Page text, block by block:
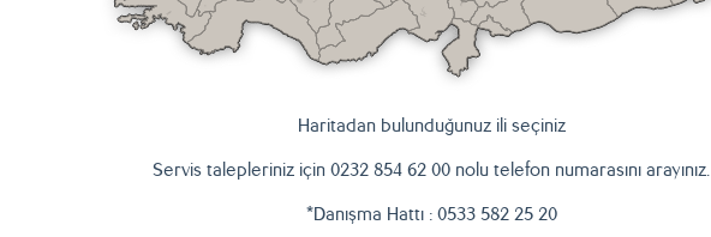
Haritadan bulunduğunuz ili seçiniz
Servis talepleriniz için 0232 854 62 00 nolu telefon numarasını arayınız.
*Danışma Hattı : 0533 582 25 20